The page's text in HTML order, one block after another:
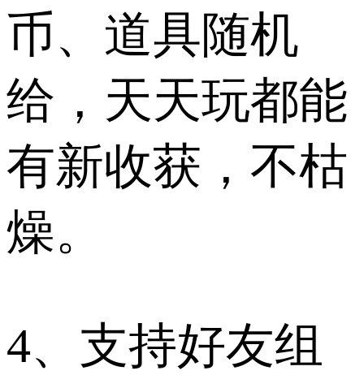
币、道具随机
给，天天玩都能
有新收获，不枯
燥。
4、支持好友组